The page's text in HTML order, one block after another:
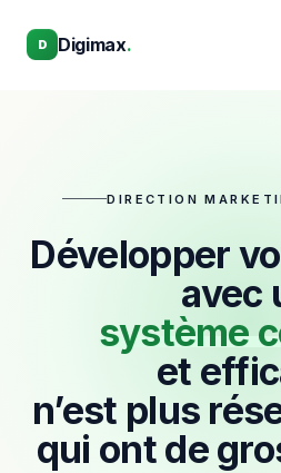
D Digimax.
DIRECTION
Développer
avec
système
et
n’est plus
qui ont de